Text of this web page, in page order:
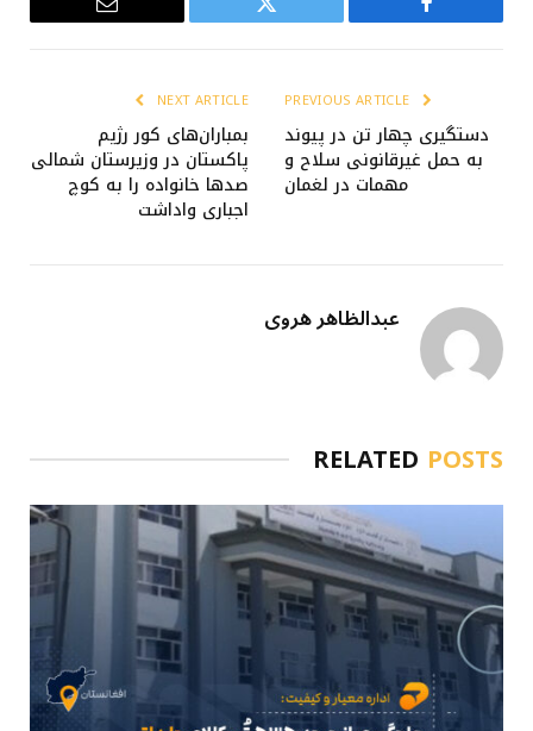
Facebook
Twitter
Email
دستگیری ‏چهار تن در پیوند
به حمل غیرقانونی سلاح و
مهمات در لغمان
NEXT ARTICLE
بمباران‌های کور رژیم
پاکستان در وزیرستان شمالی
صدها خانواده را به کوچ
اجباری واداشت
عبدالظاهر هروی
RELATED POSTS